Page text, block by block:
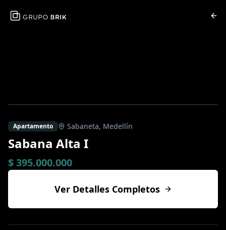
Apartamento Sabaneta, Medellín
Sabana Alta I
$ 395.000.000
Ver Detalles Completos